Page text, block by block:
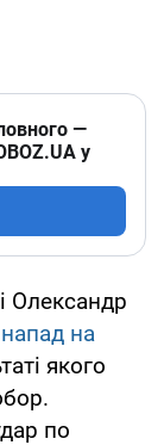
—
у
Олександр
на
якого
по